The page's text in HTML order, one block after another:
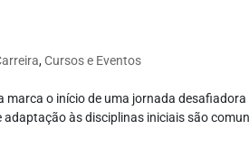
,Cursos e Eventos
o início de uma jornada
às disciplinas iniciais são